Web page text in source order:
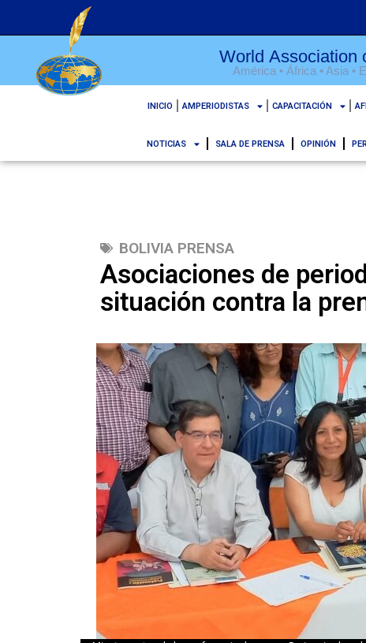
World Association
América • África • Asia •
INICIO AMPERIODISTAS CAPACITACIÓN
NOTICIAS SALA DE PRENSA OPINIÓN
BOLIVIA PRENSA
Asociaciones de
situación contra la